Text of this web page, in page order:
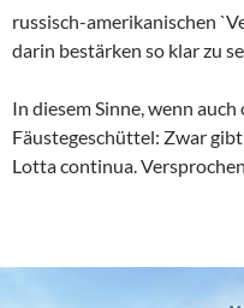
russisch-amerikanischen
darin bestärken so klar zu
In diesem Sinne, wenn
Fäustegeschüttel: Zwar
Lotta continua.